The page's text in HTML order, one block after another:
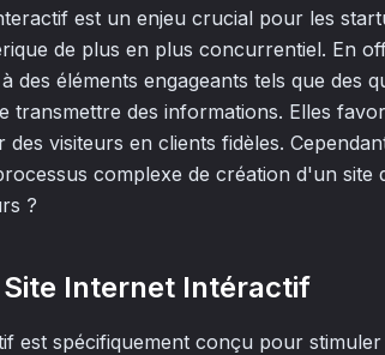
est un enjeu crucial pour les
de plus en plus concurrentiel. En
des éléments engageants tels que des
transmettre des informations. Elles
visiteurs en clients fidèles.
complexe de création d'un site
?
Internet Intéractif
est spécifiquement conçu pour